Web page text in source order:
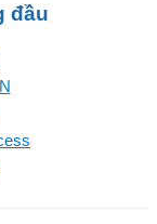
đầu